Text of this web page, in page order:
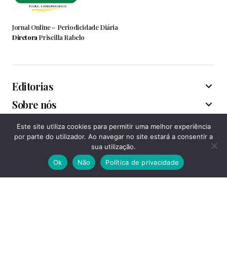
Jornal Online – Periodicidade Diária
Diretora Priscilla Rabelo
Editorias
Sobre nós
Associações
Este site utiliza cookies para permitir uma melhor experiência
por parte do utilizador. Ao navegar no site estará a consentir a
sua utilização.
Ok
Não Política de privacidade